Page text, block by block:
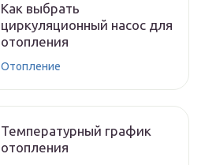
Как выбрать
циркуляционный насос для
отопления
Отопление
Температурный график
отопления